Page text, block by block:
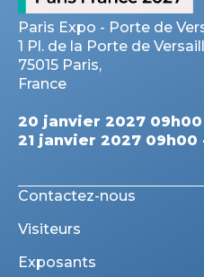
Paris Expo - Porte de
1 Pl. de la Porte de
75015 Paris,
France
20 janvier 2027 09h00
21 janvier 2027 09h00
Contactez-nous
Visiteurs
Exposants